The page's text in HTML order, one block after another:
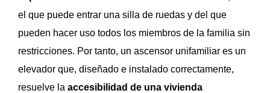
el que puede entrar una silla de ruedas y del que
pueden hacer uso todos los miembros de la familia sin
restricciones. Por tanto, un ascensor unifamiliar es un
elevador que, diseñado e instalado correctamente,
resuelve la accesibilidad de una vivienda